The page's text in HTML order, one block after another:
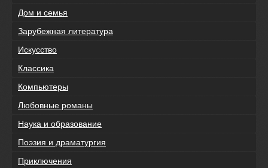
Дом и семья
Зарубежная литература
Искусство
Классика
Компьютеры
Любовные романы
Наука и образование
Поэзия и драматургия
Приключения